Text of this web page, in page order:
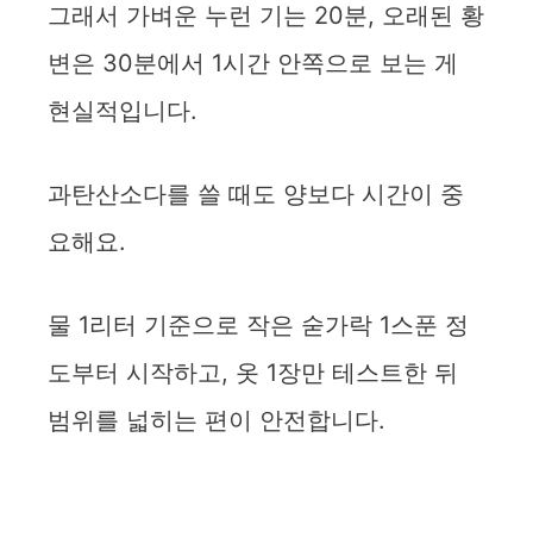
그래서 가벼운 누런 기는 20분, 오래된 황
변은 30분에서 1시간 안쪽으로 보는 게
현실적입니다.
과탄산소다를 쓸 때도 양보다 시간이 중
요해요.
물 1리터 기준으로 작은 숟가락 1스푼 정
도부터 시작하고, 옷 1장만 테스트한 뒤
범위를 넓히는 편이 안전합니다.